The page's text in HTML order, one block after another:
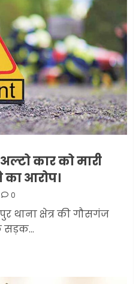
कार को मारी
का आरोप।
0
थाना क्षेत्र की गौसगंज
सड़क...